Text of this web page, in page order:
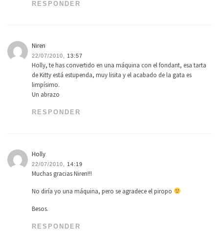
RESPONDER
Niren
22/07/2010, 13:57
Holly, te has convertido en una máquina con el fondant, esa tarta
de Kitty está estupenda, muy lisita y el acabado de la gata es
limpísimo.
Un abrazo
RESPONDER
Holly
22/07/2010, 14:19
Muchas gracias Niren!!!
No diría yo una máquina, pero se agradece el piropo
Besos.
RESPONDER